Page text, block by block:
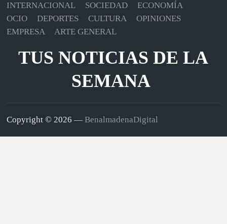
INTERNACIONAL SOCIEDAD
ECONOMÍA
OCIO
DEPORTES CULTURA
OPINIONES
EMPRESA
ARTE GENERAL
TUS NOTICIAS DE LA
SEMANA
Copyright © 2026 —BenalmadenaDigital